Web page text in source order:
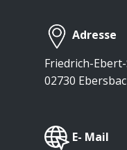
Adresse
Friedrich-
02730
​E- Mail